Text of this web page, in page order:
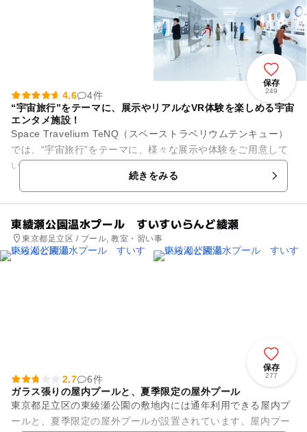
保存
249
4.6
4件
“宇宙旅行”をテーマに、展示やリアルなVR体験を楽しめる宇宙
エンタメ施設！
Space Travelium TeNQ（スペーストラベリウムテンキュー）
では、“宇宙旅行”をテーマに、様々な展示や体験をご用意して
います。 リアルな月旅行を体感できるVRや知的好奇心をくす
続きをみる
東綾瀬公園温水プール すいすいらんど綾瀬
東京都足立区 / プール, 教室・習い事
保存
277
2.7
6件
ガラス張りの屋内プールと、夏季限定の屋外プール
東京都足立区の東綾瀬公園の敷地内には通年利用できる屋内プ
ールと、夏季限定の屋外プールが設置されています。屋内プー